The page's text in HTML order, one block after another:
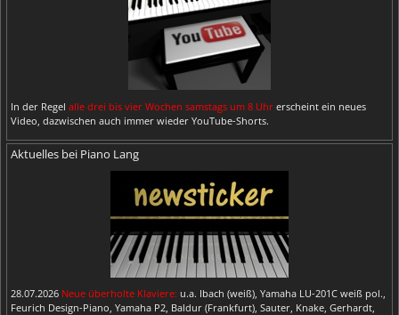
In der Regel alle drei bis vier Wochen samstags um 8 Uhr erscheint ein neues
Video, dazwischen auch immer wieder YouTube-Shorts.
Aktuelles bei Piano Lang
28.07.2026 Neue überholte Klaviere: u.a. Ibach (weiß), Yamaha LU-201C weiß pol.,
Feurich Design-Piano, Yamaha P2, Baldur (Frankfurt), Sauter, Knake, Gerhardt,